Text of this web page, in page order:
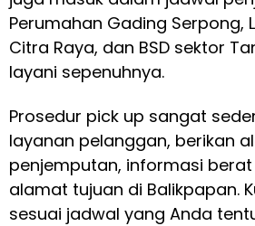
Perumahan Gading Serpong,
Citra Raya, dan BSD sektor
layani sepenuhnya.
Prosedur pick up sangat
layanan pelanggan, berikan
penjemputan, informasi
alamat tujuan di Balikpapan.
sesuai jadwal yang Anda